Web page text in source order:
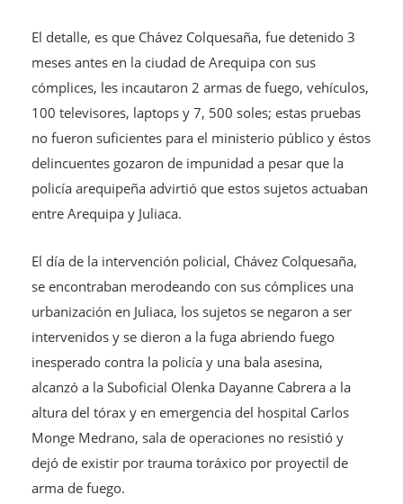
El detalle, es que Chávez Colquesaña, fue detenido 3
meses antes en la ciudad de Arequipa con sus
cómplices, les incautaron 2 armas de fuego, vehículos,
100 televisores, laptops y 7, 500 soles; estas pruebas
no fueron suficientes para el ministerio público y éstos
delincuentes gozaron de impunidad a pesar que la
policía arequipeña advirtió que estos sujetos actuaban
entre Arequipa y Juliaca.
El día de la intervención policial, Chávez Colquesaña,
se encontraban merodeando con sus cómplices una
urbanización en Juliaca, los sujetos se negaron a ser
intervenidos y se dieron a la fuga abriendo fuego
inesperado contra la policía y una bala asesina,
alcanzó a la Suboficial Olenka Dayanne Cabrera a la
altura del tórax y en emergencia del hospital Carlos
Monge Medrano, sala de operaciones no resistió y
dejó de existir por trauma toráxico por proyectil de
arma de fuego.